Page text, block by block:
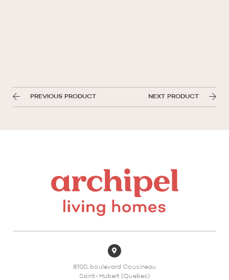
PREVIOUS PRODUCT NEXT PRODUCT
8100, boulevard Cousineau
Saint-Hubert (Quebec)